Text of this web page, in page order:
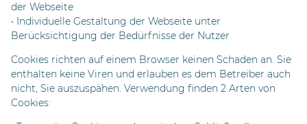
der Webseite
• Individuelle Gestaltung der Webseite unter
Berücksichtigung der Bedürfnisse der Nutzer
Cookies richten auf einem Browser keinen Schaden an. Sie
enthalten keine Viren und erlauben es dem Betreiber auch
nicht, Sie auszuspähen. Verwendung finden 2 Arten von
Cookies: